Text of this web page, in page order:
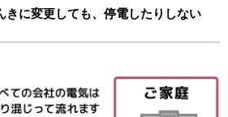
きに変更しても、停電したりしない